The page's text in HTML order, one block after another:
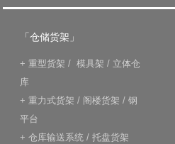
「仓储货架」
+ 重型货架 / 模具架 / 立体仓
库
+ 重力式货架 / 阁楼货架 / 钢
平台
+ 仓库输送系统 / 托盘货架